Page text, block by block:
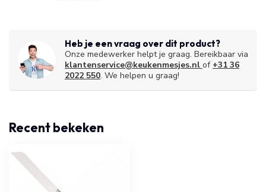
Heb je een vraag over dit product?
Onze medewerker helpt je graag. Bereikbaar via
klantenservice@keukenmesjes.nl of +31 36
2022 550. We helpen u graag!
Recent bekeken